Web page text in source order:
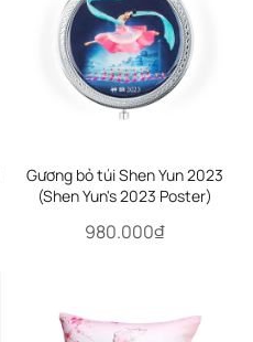
Gương bỏ túi Shen Yun 2023
(Shen Yun's 2023 Poster)
980.000₫